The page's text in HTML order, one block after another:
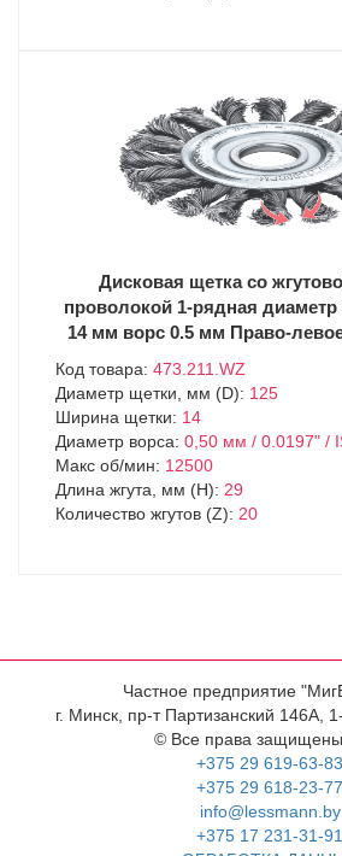
Дисковая щетка со
проволокой 1-рядная
14 мм ворс 0.5 мм Право-
Код товара: 473.211.WZ
Диаметр щетки, мм (D): 125
Ширина щетки: 14
Диаметр ворса: 0,50 мм / 0.0197" /
Макс об/мин: 12500
Длина жгута, мм (H): 29
Количество жгутов (Z): 20
Частное предприятие
г. Минск, пр-т Партизанский 146А,
© Все права
+375 29 619-63-83
+375 29 618-23-77
info@lessmann.by
+375 17 231-31-91